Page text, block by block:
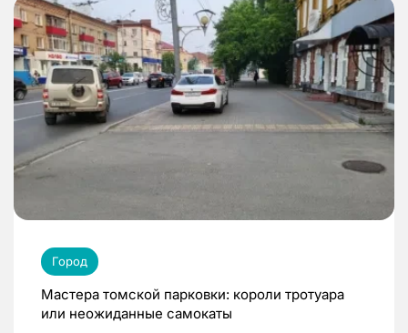
Город
Мастера томской парковки: короли тротуара
или неожиданные самокаты